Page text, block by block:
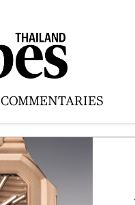
COMMENTARIES